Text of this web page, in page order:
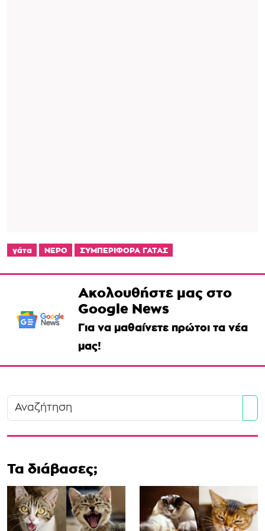
γάτα ΝΕΡΟ ΣΥΜΠΕΡΙΦΟΡΑ ΓΑΤΑΣ
Ακολουθήστε μας στο
Google News
Για να μαθαίνετε πρώτοι τα νέα
μας!
Τα διάβασες;